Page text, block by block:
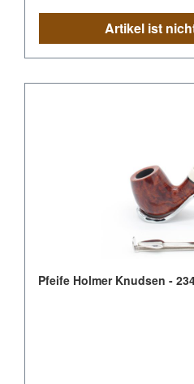
Artikel ist
Pfeife Holmer Knudsen -